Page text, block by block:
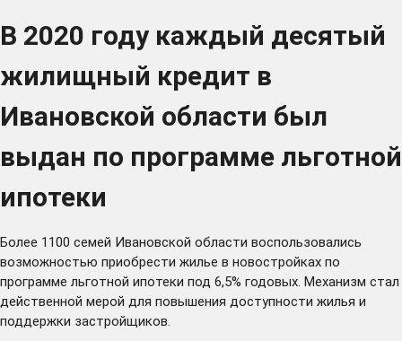
В 2020 году каждый десятый
жилищный кредит в
Ивановской области был
выдан по программе льготной
ипотеки
Более 1100 семей Ивановской области воспользовались
возможностью приобрести жилье в новостройках по
программе льготной ипотеки под 6,5% годовых. Механизм стал
действенной мерой для повышения доступности жилья и
поддержки застройщиков.